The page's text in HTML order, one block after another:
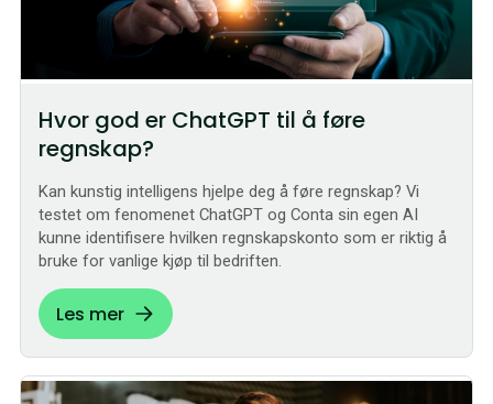
Hvor god er ChatGPT til å føre
regnskap?
Kan kunstig intelligens hjelpe deg å føre regnskap? Vi
testet om fenomenet ChatGPT og Conta sin egen AI
kunne identifisere hvilken regnskapskonto som er riktig å
bruke for vanlige kjøp til bedriften.
Les mer